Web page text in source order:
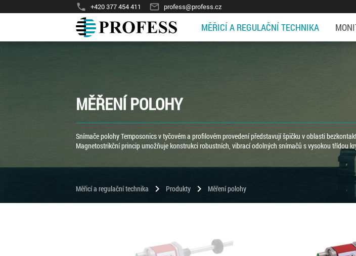
phone +420 377 454 411 mail_outline profess@profess.cz
MĚŘICÍ A REGULAČNÍ TECHNIKA
MĚŘENÍ POLOHY
Snímače polohy Temposonics v tyčovém a profilovém provedení představují špičku v oblasti
Magnetostrikční princip umožňuje konstrukci robustních, vibrací odolných snímačů s vysokou třídou
Měřicí a regulační technika chevron_right Produkty chevron_right Měření polohy